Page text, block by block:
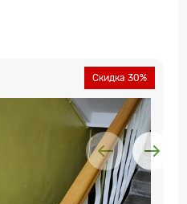
Скидка 30%